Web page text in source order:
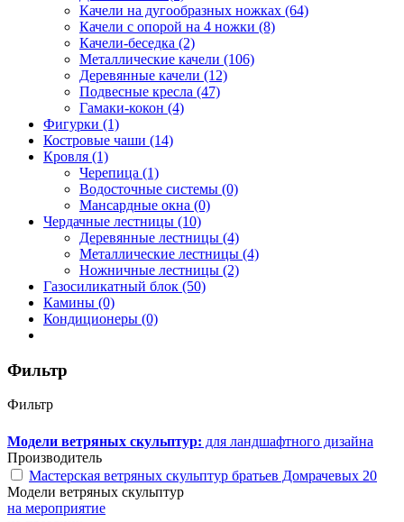
Качели на дугообразных ножках (64)
Качели с опорой на 4 ножки (8)
Качели-беседка (2)
Металлические качели (106)
Деревянные качели (12)
Подвесные кресла (47)
Гамаки-кокон (4)
Фигурки (1)
Костровые чаши (14)
Кровля (1)
Черепица (1)
Водосточные системы (0)
Мансардные окна (0)
Чердачные лестницы (10)
Деревянные лестницы (4)
Металлические лестницы (4)
Ножничные лестницы (2)
Газосиликатный блок (50)
Камины (0)
Кондиционеры (0)
Фильтр
Фильтр
Модели ветряных скульптур: для ландшафтного дизайна
Производитель
Мастерская ветряных скульптур братьев Домрачевых 20
Модели ветряных скульптур
на мероприятие